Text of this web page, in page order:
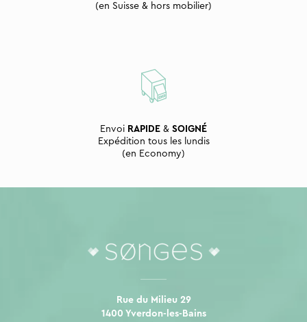
(en Suisse & hors mobilier)
Envoi RAPIDE & SOIGNÉ
Expédition tous les lundis
(en Economy)
Rue du Milieu 29
1400 Yverdon-les-Bains